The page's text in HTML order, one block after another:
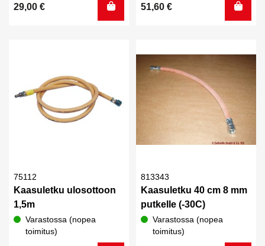
29,00 € 51,60 €
75112
Kaasuletku ulosottoon
1,5m
Varastossa (nopea
toimitus)
813343
Kaasuletku 40 cm 8 mm
putkelle (-30C)
Varastossa (nopea
toimitus)